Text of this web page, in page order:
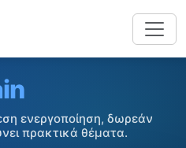
ενεργοποίηση, δωρεάν
πρακτικά θέματα.